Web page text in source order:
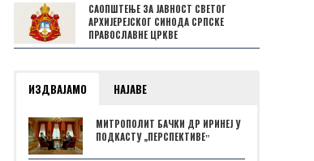
САОПШТЕЊЕ ЗА ЈАВНОСТ СВЕТОГ
АРХИЈЕРЕЈСКОГ СИНОДА СРПСКЕ
ПРАВОСЛАВНЕ ЦРКВЕ
ИЗДВАЈАМО НАЈАВЕ
МИТРОПОЛИТ БАЧКИ ДР ИРИНЕЈ У
ПОДКАСТУ „ПЕРСПЕКТИВЕˮ